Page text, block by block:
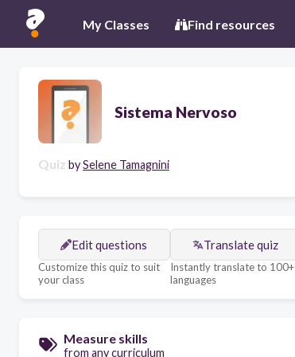
My Classes Find resources
Sistema Nervoso
Quiz bySelene Tamagnini
Edit questions
Customize this quiz to suit
your class
Translate quiz
Instantly translate to 100+
languages
Measure skills
from any curriculum